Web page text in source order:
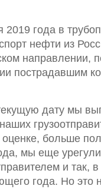
года в
нефти из
направлении,
пострадавшим
дату мы
больше
мы еще
и так,
года. Но это